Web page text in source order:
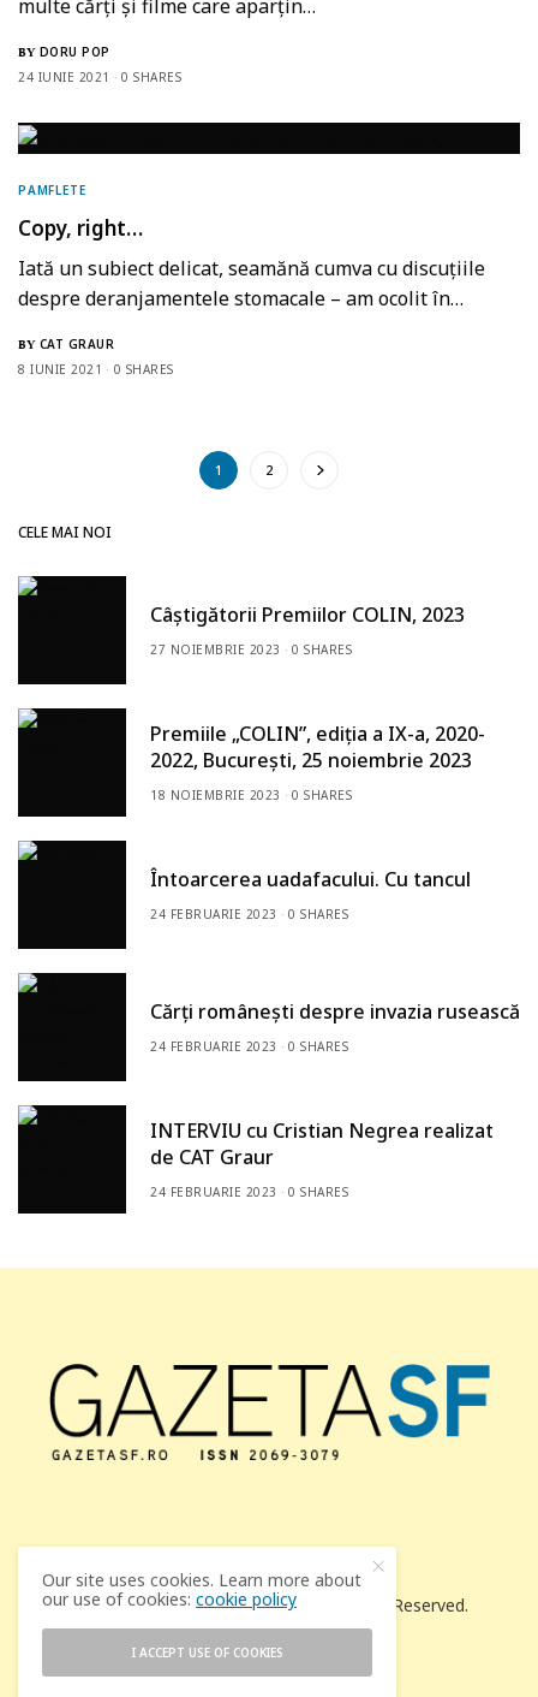
multe cărți și filme care aparțin…
BY DORU POP
24 IUNIE 2021
0 SHARES
PAMFLETE
Copy, right…
Iată un subiect delicat, seamănă cumva cu discuțiile
despre deranjamentele stomacale – am ocolit în…
BY CAT GRAUR
8 IUNIE 2021
0 SHARES
1 2
CELE MAI NOI
Câștigătorii Premiilor COLIN, 2023
27 NOIEMBRIE 2023 0 SHARES
Premiile „COLIN”, ediția a IX-a, 2020-
2022, București, 25 noiembrie 2023
18 NOIEMBRIE 2023 0 SHARES
Întoarcerea uadafacului. Cu tancul
24 FEBRUARIE 2023 0 SHARES
Cărți românești despre invazia rusească
24 FEBRUARIE 2023 0 SHARES
INTERVIU cu Cristian Negrea realizat
de CAT Graur
24 FEBRUARIE 2023 0 SHARES
© 2021 Revista SFF Gazeta SF. All Rights Reserved.
Our site uses cookies. Learn more about
our use of cookies:cookie policy
I ACCEPT USE OF COOKIES